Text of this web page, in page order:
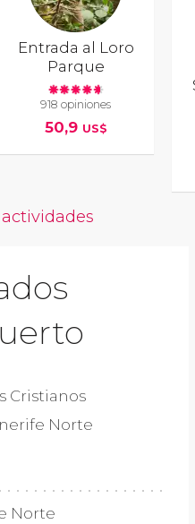
Entrada al Loro
Parque
918 opiniones
50,9 US$
Cristianos
Norte
Norte